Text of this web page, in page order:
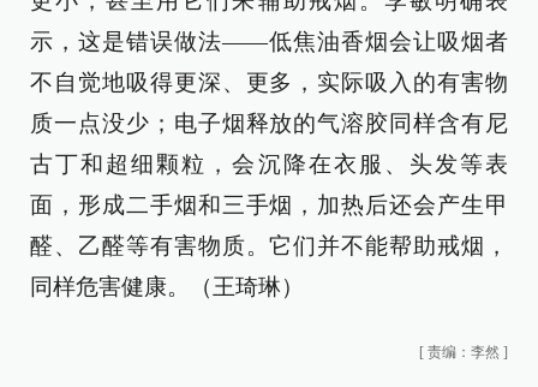
示，这是错误做法——低焦油香烟会让吸烟者
不自觉地吸得更深、更多，实际吸入的有害物
质一点没少；电子烟释放的气溶胶同样含有尼
古丁和超细颗粒，会沉降在衣服、头发等表
面，形成二手烟和三手烟，加热后还会产生甲
醛、乙醛等有害物质。它们并不能帮助戒烟，
同样危害健康。（王琦琳）
[ 责编：李然 ]